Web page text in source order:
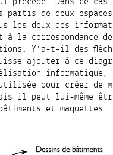
partis de deux
les deux des
la correspondance
Y’a-t-il des
ajouter à ce
informatique,
pour créer de
il peut lui-même
et maquettes :